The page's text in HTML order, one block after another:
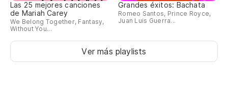
Las 25 mejores canciones
de Mariah Carey
We Belong Together, Fantasy,
Without You...
Grandes éxitos: Bachata
Romeo Santos, Prince Royce,
Juan Luis Guerra...
Ver más playlists